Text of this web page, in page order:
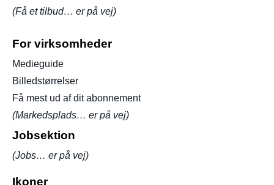
(Få et tilbud… er på vej)
For virksomheder
Medieguide
Billedstørrelser
Få mest ud af dit abonnement
(Markedsplads… er på vej)
Jobsektion
(Jobs… er på vej)
Ikoner